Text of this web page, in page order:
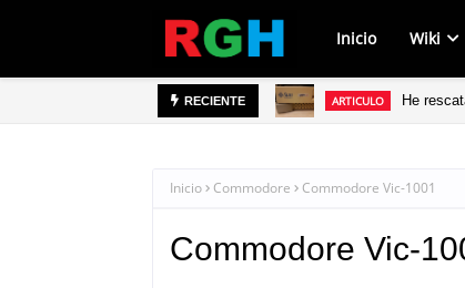
Inicio Wiki
RECIENTE
ARTICULO He
ARTICULO Deep
Inicio Commodore Commodore Vic-1001
Commodore Vic-